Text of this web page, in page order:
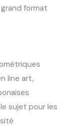
format
line art,
sujet pour les